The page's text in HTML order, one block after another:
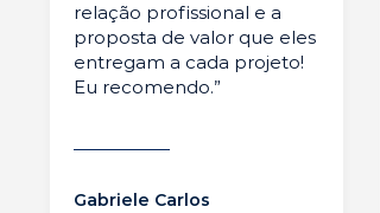
relação profissional e a
proposta de valor que eles
entregam a cada projeto!
Eu recomendo.”
Gabriele Carlos